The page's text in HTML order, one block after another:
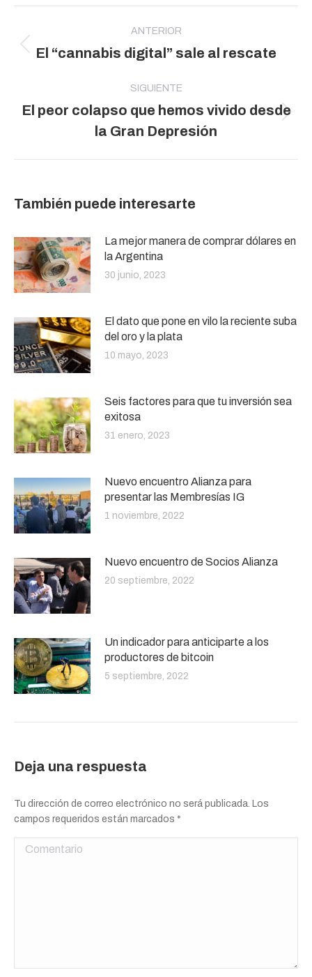
entre
publicaciones
ANTERIOR
Publicación
El “cannabis digital” sale al rescate
SIGUIENTE
Publicación
siguiente:
El peor colapso que hemos vivido desde
la Gran Depresión
También puede interesarte
La mejor manera de comprar dólares en
la Argentina
30 junio, 2023
El dato que pone en vilo la reciente suba
del oro y la plata
10 mayo, 2023
Seis factores para que tu inversión sea
exitosa
31 enero, 2023
Nuevo encuentro Alianza para
presentar las Membresías IG
1 noviembre, 2022
Nuevo encuentro de Socios Alianza
20 septiembre, 2022
Un indicador para anticiparte a los
productores de bitcoin
5 septiembre, 2022
Deja una respuesta
Tu dirección de correo electrónico no será publicada. Los
campos requeridos están marcados *
Comentario